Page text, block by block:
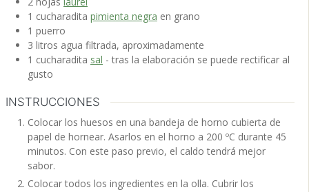
1 cucharadita pimienta negra en grano
1 puerro
3 litros agua filtrada, aproximadamente
1 cucharadita sal - tras la elaboración se puede rectificar al
gusto
INSTRUCCIONES
Colocar los huesos en una bandeja de horno cubierta de
papel de hornear. Asarlos en el horno a 200 ºC durante 45
minutos. Con este paso previo, el caldo tendrá mejor
sabor.
Colocar todos los ingredientes en la olla. Cubrir los